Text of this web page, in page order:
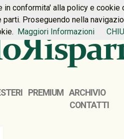
PREMIUM
ARCHIVIO
CONTATTI
conformita' alla policy e cookie
Proseguendo nella
Maggiori Informazioni